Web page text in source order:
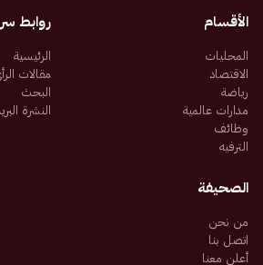
الأقسام
المحليات
الاقتصاد
رياضة
مدارات عالمية
وظائف
الترفيه
روابط
الرئيسية
مقالات
البحث
النشرة
الصحيفة
من نحن
اتصل بنا
أعلن معنا